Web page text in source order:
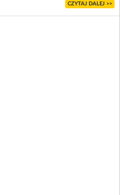
CZYTAJ DALEJ >>